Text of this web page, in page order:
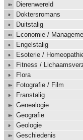
Dierenwereld
Doktersromans
Duitstalig
Economie /
Engelstalig
Esoterie /
Fitness /
Flora
Fotografie / Film
Franstalig
Genealogie
Geografie
Geologie
Geschiedenis